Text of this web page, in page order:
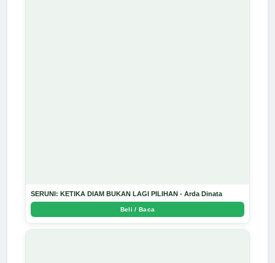
SERUNI: KETIKA DIAM BUKAN LAGI PILIHAN - Arda Dinata
Beli / Baca